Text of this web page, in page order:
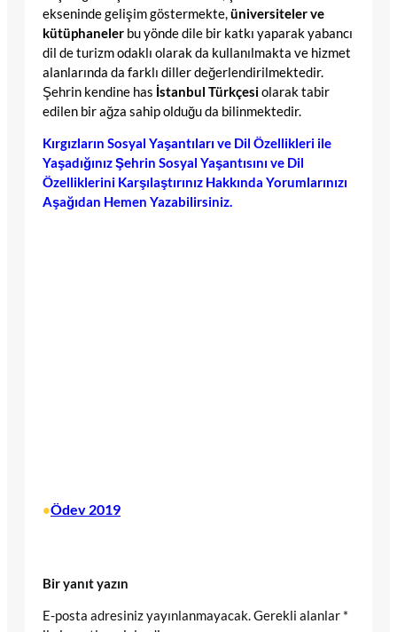
ekseninde gelişim göstermekte,üniversiteler ve
kütüphaneler bu yönde dile bir katkı yaparak yabancı
dil de turizm odaklı olarak da kullanılmakta ve hizmet
alanlarında da farklı diller değerlendirilmektedir.
Şehrin kendine has İstanbul Türkçesiolarak tabir
edilen bir ağza sahip olduğu da bilinmektedir.
Kırgızların Sosyal Yaşantıları ve Dil Özellikleri ile
Yaşadığınız Şehrin Sosyal Yaşantısını ve Dil
Özelliklerini Karşılaştırınız Hakkında Yorumlarınızı
Aşağıdan Hemen Yazabilirsiniz.
•Ödev 2019
Bir yanıt yazın
E-posta adresiniz yayınlanmayacak.Gerekli alanlar *